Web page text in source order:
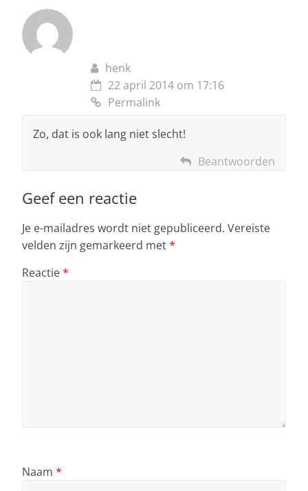
henk
22 april 2014 om 17:16
Permalink
Zo, dat is ook lang niet slecht!
Beantwoorden
Geef een reactie
Je e-mailadres wordt niet gepubliceerd. Vereiste
velden zijn gemarkeerd met*
Reactie*
Naam *